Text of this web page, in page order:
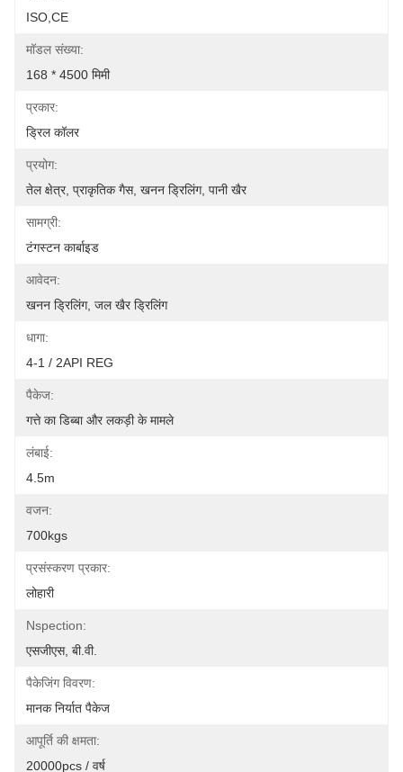
ISO,CE
मॉडल संख्या:
168 * 4500 मिमी
प्रकार:
ड्रिल कॉलर
प्रयोग:
तेल क्षेत्र, प्राकृतिक गैस, खनन ड्रिलिंग, पानी खैर
सामग्री:
टंगस्टन कार्बाइड
आवेदन:
खनन ड्रिलिंग, जल खैर ड्रिलिंग
धागा:
4-1 / 2API REG
पैकेज:
गत्ते का डिब्बा और लकड़ी के मामले
लंबाई:
4.5m
वजन:
700kgs
प्रसंस्करण प्रकार:
लोहारी
Nspection:
एसजीएस, बी.वी.
पैकेजिंग विवरण:
मानक निर्यात पैकेज
आपूर्ति की क्षमता:
20000pcs / वर्ष